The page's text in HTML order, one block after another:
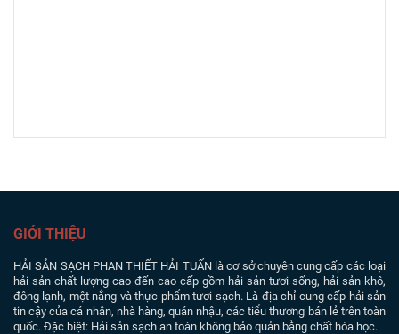
GIỚI THIỆU
HẢI SẢN SẠCH PHAN THIẾT HẢI TUẤN là cơ sở chuyên cung cấp các loại
hải sản chất lượng cao đến cao cấp gồm hải sản tươi sống, hải sản khô,
đông lạnh, một nắng và thực phẩm tươi sạch. Là địa chỉ cung cấp hải sản
tin cậy của cá nhân, nhà hàng, quán nhậu, các tiểu thương bán lẻ trên toàn
quốc. Đặc biệt: Hải sản sạch an toàn không bảo quản bằng chất hóa học.